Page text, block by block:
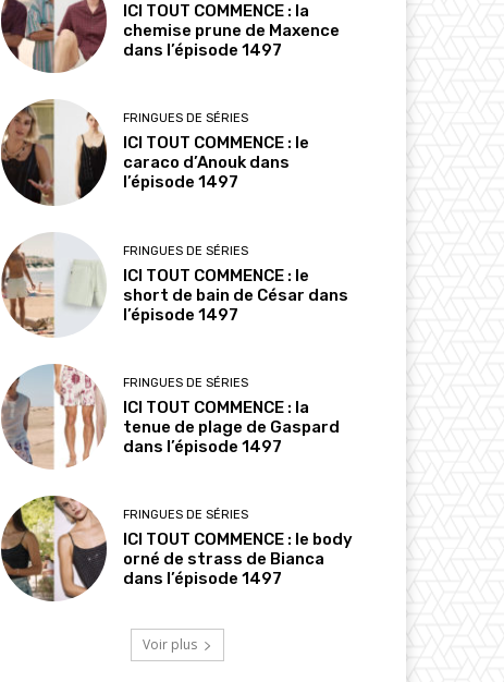
ICI TOUT COMMENCE : la
chemise prune de Maxence
dans l’épisode 1497
FRINGUES DE SÉRIES
ICI TOUT COMMENCE : le
caraco d’Anouk dans
l’épisode 1497
FRINGUES DE SÉRIES
ICI TOUT COMMENCE : le
short de bain de César dans
l’épisode 1497
FRINGUES DE SÉRIES
ICI TOUT COMMENCE : la
tenue de plage de Gaspard
dans l’épisode 1497
FRINGUES DE SÉRIES
ICI TOUT COMMENCE : le body
orné de strass de Bianca
dans l’épisode 1497
Voir plus